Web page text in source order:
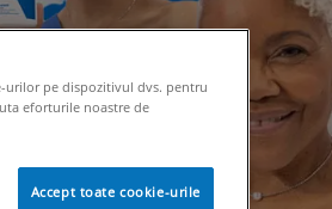
urilor pe dispozitivul dvs. pentru
eforturile noastre de
Accept toate cookie-urile